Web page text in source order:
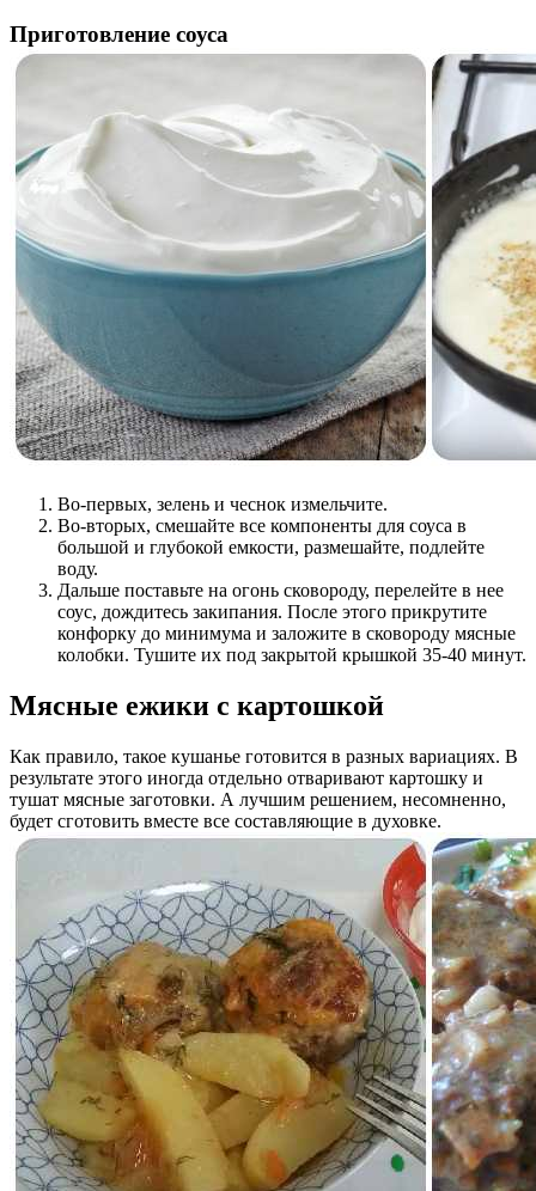
Приготовление соуса
Во-первых, зелень и чеснок измельчите.
Во-вторых, смешайте все компоненты для соуса в
большой и глубокой емкости, размешайте, подлейте
воду.
Дальше поставьте на огонь сковороду, перелейте в нее
соус, дождитесь закипания. После этого прикрутите
конфорку до минимума и заложите в сковороду мясные
колобки. Тушите их под закрытой крышкой 35-40 минут.
Мясные ежики с картошкой
Как правило, такое кушанье готовится в разных вариациях. В
результате этого иногда отдельно отваривают картошку и
тушат мясные заготовки. А лучшим решением, несомненно,
будет сготовить вместе все составляющие в духовке.